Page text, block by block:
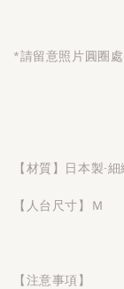
*請留意照片圓圈處
【材質】日本製-
【人台尺寸】Ｍ
【注意事項】